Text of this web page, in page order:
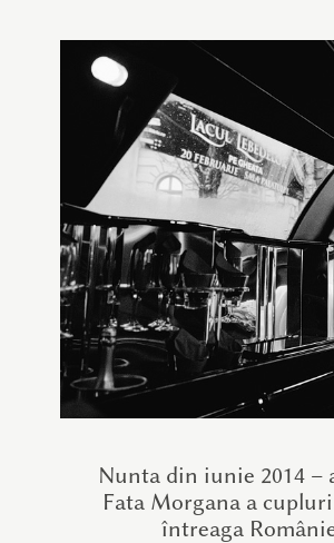
Nunta din iunie 2014 –
Fata Morgana a
întreaga